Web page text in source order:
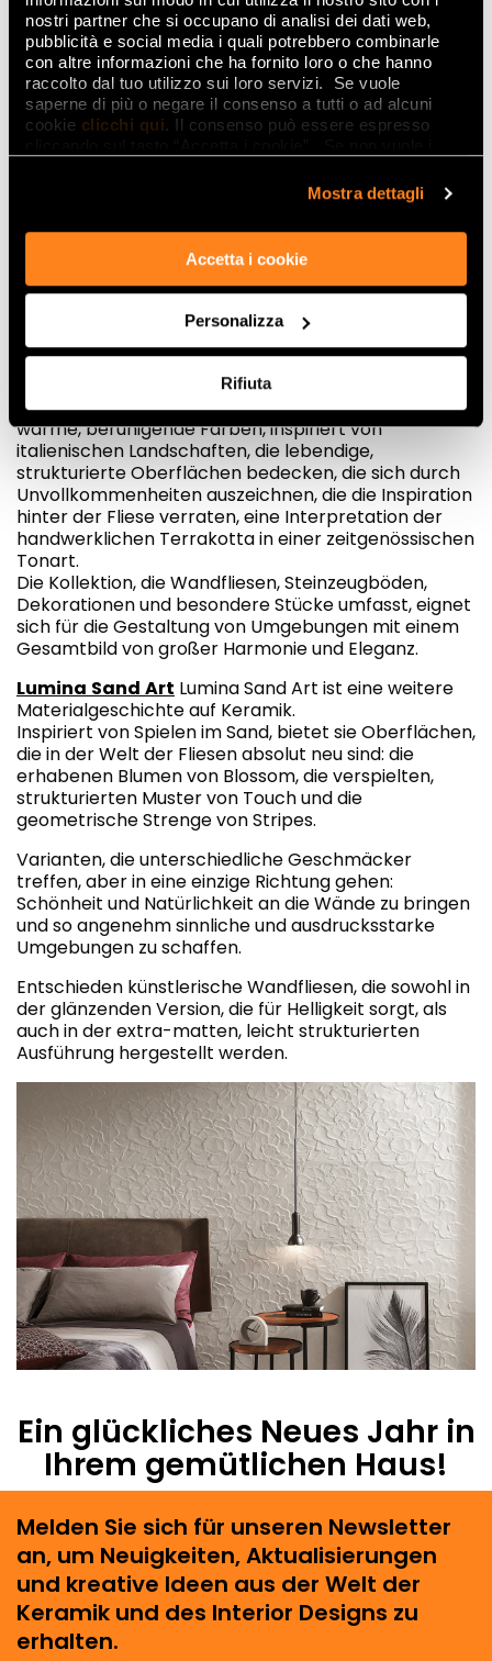
nostri partner che si occupano di analisi dei dati web,
pubblicità e social media i quali potrebbero combinarle
con altre informazioni che ha fornito loro o che hanno
raccolto dal tuo utilizzo sui loro servizi. Se vuole
saperne di più o negare il consenso a tutti o ad alcuni
cookie clicchi qui. Il consenso può essere espresso
Mostra dettagli
Accetta i cookie
Personalizza
Rifiuta
Natürlichkeit bricht auch in klassische
Designelemente ein, die zunehmend multisensorisch
Elemente und entschieden taktile und materische
Einrichtungs-Trends, die Fap mit den neuen
SummerSummer umfasst eine modische Palette:
warme, beruhigende Farben, inspiriert von
italienischen Landschaften, die lebendige,
strukturierte Oberflächen bedecken, die sich durch
Unvollkommenheiten auszeichnen, die die Inspiration
hinter der Fliese verraten, eine Interpretation der
handwerklichen Terrakotta in einer zeitgenössischen
Tonart.
Die Kollektion, die Wandfliesen, Steinzeugböden,
Dekorationen und besondere Stücke umfasst, eignet
sich für die Gestaltung von Umgebungen mit einem
Gesamtbild von großer Harmonie und Eleganz.
Lumina Sand Art Lumina Sand Art ist eine weitere
Materialgeschichte auf Keramik.
Inspiriert von Spielen im Sand, bietet sie Oberflächen,
die in der Welt der Fliesen absolut neu sind: die
erhabenen Blumen von Blossom, die verspielten,
strukturierten Muster von Touch und die
geometrische Strenge von Stripes.
Varianten, die unterschiedliche Geschmäcker
treffen, aber in eine einzige Richtung gehen:
Schönheit und Natürlichkeit an die Wände zu bringen
und so angenehm sinnliche und ausdrucksstarke
Umgebungen zu schaffen.
Entschieden künstlerische Wandfliesen, die sowohl in
der glänzenden Version, die für Helligkeit sorgt, als
auch in der extra-matten, leicht strukturierten
Ausführung hergestellt werden.
Ein glückliches Neues Jahr in
Ihrem gemütlichen Haus!
Melden Sie sich für unseren Newsletter
an, um Neuigkeiten, Aktualisierungen
und kreative Ideen aus der Welt der
Keramik und des Interior Designs zu
erhalten.